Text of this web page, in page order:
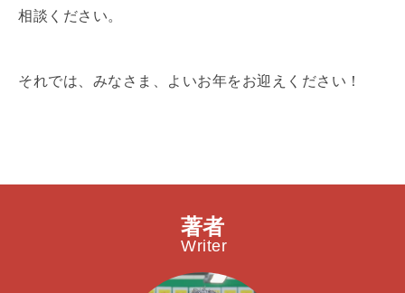
相談ください。
それでは、みなさま、よいお年をお迎えください！
著者
Writer